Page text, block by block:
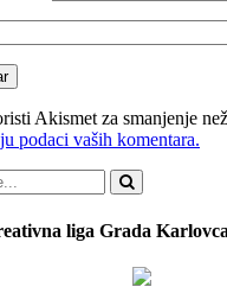
Akismet za smanjenje
podaci vaših komentara.
liga Grada Karlovca